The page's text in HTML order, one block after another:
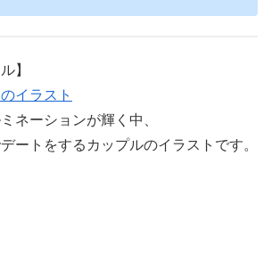
】
イラスト
ネーションが輝く中、
ートをするカップルのイラストです。